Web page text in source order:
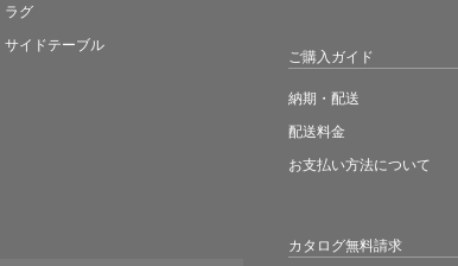
カタログ無料請求
ラグ
サイドテーブル
ご購入ガイド
納期・配送
配送料金
お支払い方法について